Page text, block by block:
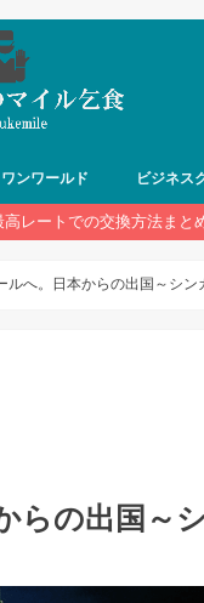
ンワールド ビジネス
レートでの交換方法まと
へ。日本からの出国～シン
らの出国～シ